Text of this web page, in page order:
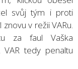
svůj tým i proti
v režii VARu.
za faul Vaška
tedy penaltu